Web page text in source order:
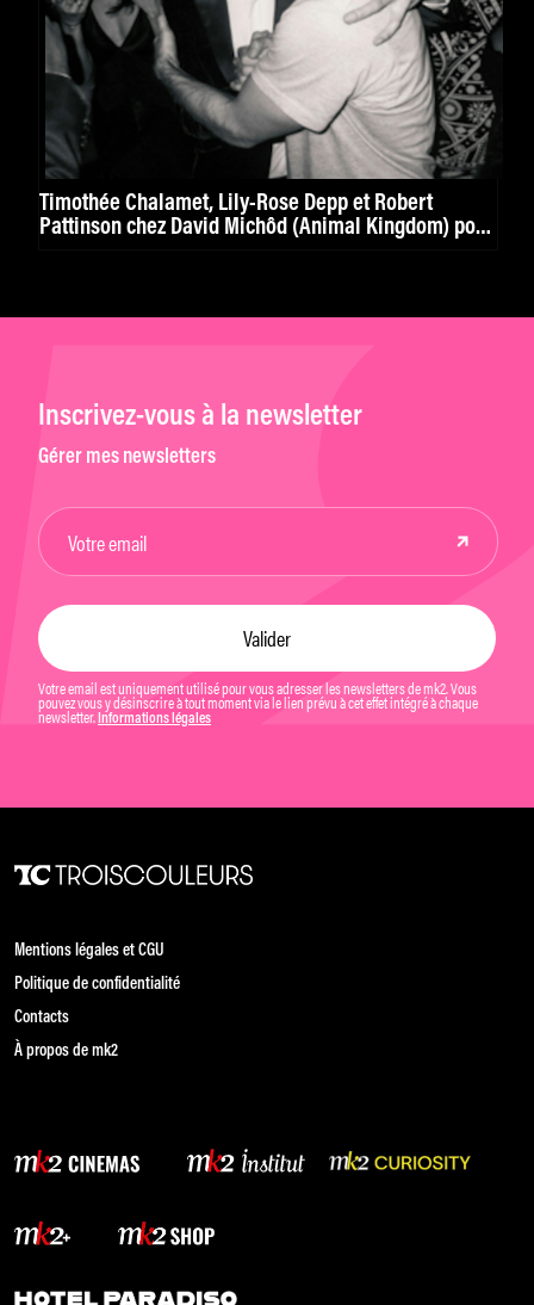
Timothée Chalamet, Lily-Rose Depp et Robert
Pattinson chez David Michôd (Animal Kingdom) pour
Inscrivez-vous à la newsletter
Gérer mes newsletters
Votre email est uniquement utilisé pour vous adresser les newsletters de mk2. Vous
pouvez vous y désinscrire à tout moment via le lien prévu à cet effet intégré à chaque
newsletter. Informations légales
Mentions légales et CGU
Politique de confidentialité
Contacts
À propos de mk2